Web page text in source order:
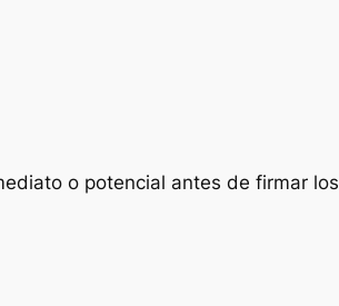
o potencial antes de firmar los